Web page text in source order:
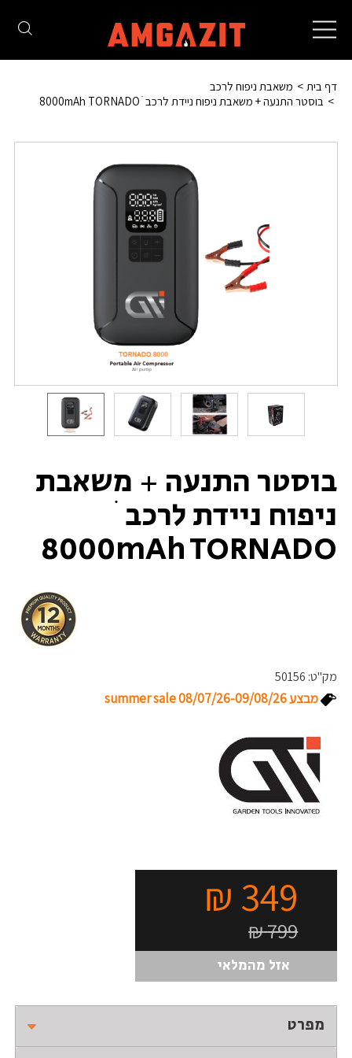
Toggle
navigation
דף בית
משאבת ניפוח לרכב
בוסטר התנעה + משאבת ניפוח ניידת לרכב ׁ 8000mAh TORNADO
בוסטר התנעה + משאבת
ניפוח ניידת לרכב ׁ
8000mAh TORNADO
מק"ט: 50156
מבצע summer sale 08/07/26-09/08/26
349
₪
799
₪
אזל מהמלאי
מפרט